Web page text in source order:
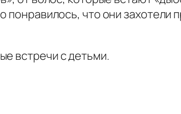
понравилось, что они захотели
встречи с детьми.